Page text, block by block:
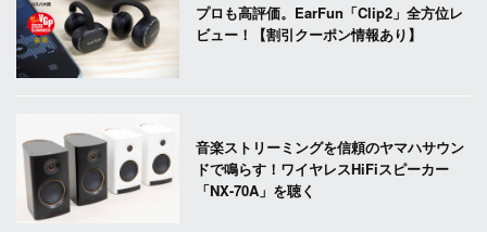
プロも高評価。EarFun「Clip2」全方位レ
ビュー！【割引クーポン情報あり】
音楽ストリーミングを信頼のヤマハサウン
ドで鳴らす！ワイヤレスHiFiスピーカー
「NX-70A」を聴く